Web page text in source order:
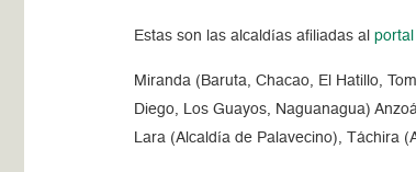
Estas son las alcaldías afiliadas al
Miranda (Baruta, Chacao, El Hatillo,
Diego, Los Guayos, Naguanagua)
Lara (Alcaldía de Palavecino), Táchira